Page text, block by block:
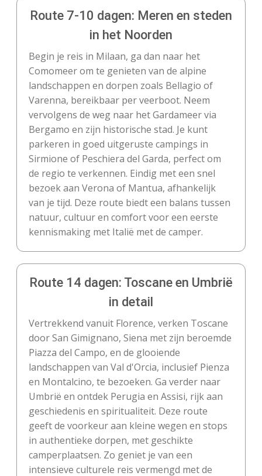
Route 7-10 dagen: Meren en steden
in het Noorden
Begin je reis in Milaan, ga dan naar het
Comomeer om te genieten van de alpine
landschappen en dorpen zoals Bellagio of
Varenna, bereikbaar per veerboot. Neem
vervolgens de weg naar het Gardameer via
Bergamo en zijn historische stad. Je kunt
parkeren in goed uitgeruste campings in
Sirmione of Peschiera del Garda, perfect om
de regio te verkennen. Eindig met een snel
bezoek aan Verona of Mantua, afhankelijk
van je tijd. Deze route biedt een balans tussen
natuur, cultuur en comfort voor een eerste
kennismaking met Italië met de camper.
Route 14 dagen: Toscane en Umbrië
in detail
Vertrekkend vanuit Florence, verken Toscane
door San Gimignano, Siena met zijn beroemde
Piazza del Campo, en de glooiende
landschappen van Val d'Orcia, inclusief Pienza
en Montalcino, te bezoeken. Ga verder naar
Umbrië en ontdek Perugia en Assisi, rijk aan
geschiedenis en spiritualiteit. Deze route
geeft de voorkeur aan kleine wegen en stops
in authentieke dorpen, met geschikte
camperplaatsen. Zo geniet je van een
intensieve culturele reis vermengd met de